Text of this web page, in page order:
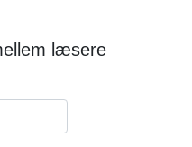
læsere